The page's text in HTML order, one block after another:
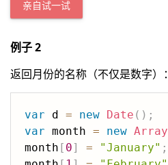
亲自试一试
例子 2
返回月份的名称（不仅是数字）：
var d = new Date ( ) ;
var month = new Array
month [ 0] = "January" ;